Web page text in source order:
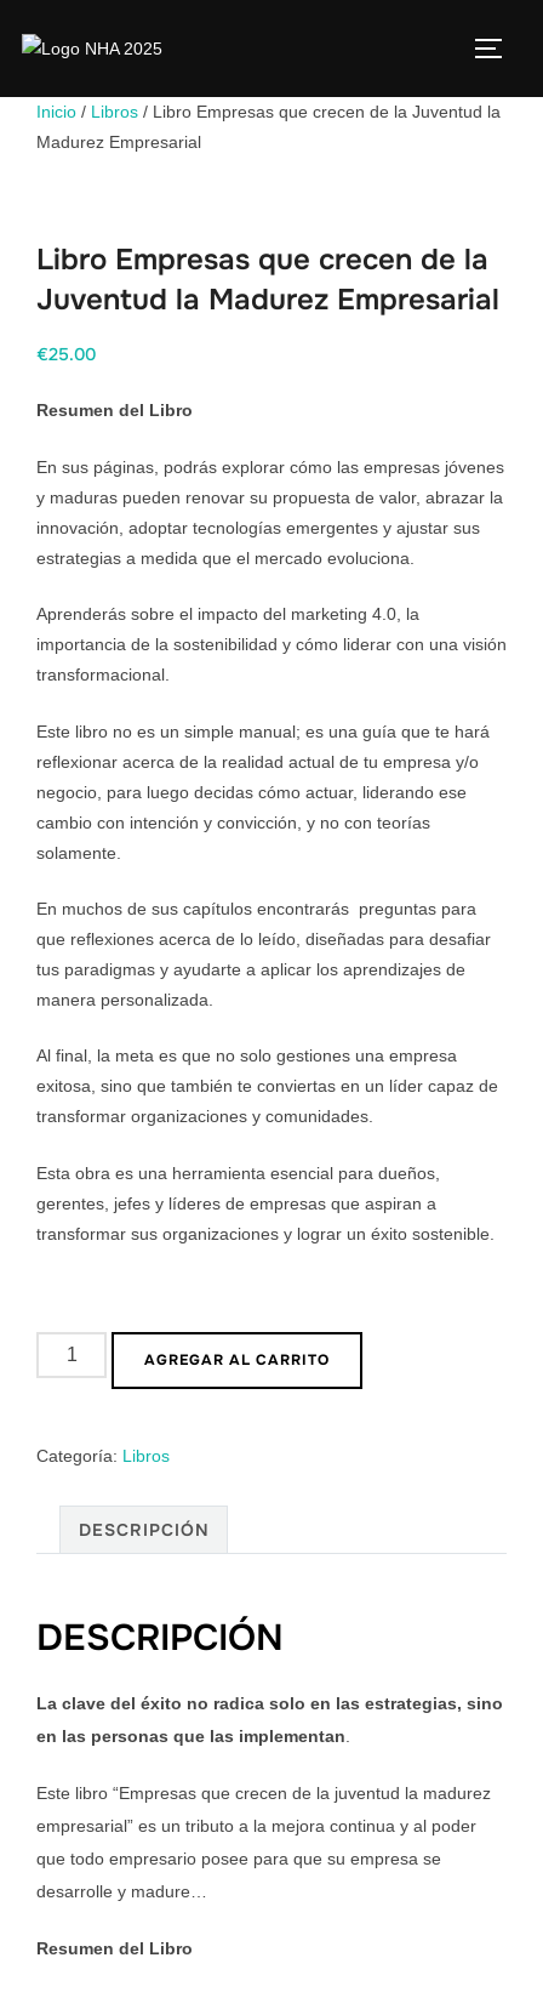
Inicio / Libros / Libro Empresas que crecen de la Juventud la
Madurez Empresarial
Libro Empresas que crecen de la
Juventud la Madurez Empresarial
€25.00
Resumen del Libro
En sus páginas, podrás explorar cómo las empresas jóvenes
y maduras pueden renovar su propuesta de valor, abrazar la
innovación, adoptar tecnologías emergentes y ajustar sus
estrategias a medida que el mercado evoluciona.
Aprenderás sobre el impacto del marketing 4.0, la
importancia de la sostenibilidad y cómo liderar con una visión
transformacional.
Este libro no es un simple manual; es una guía que te hará
reflexionar acerca de la realidad actual de tu empresa y/o
negocio, para luego decidas cómo actuar, liderando ese
cambio con intención y convicción, y no con teorías
solamente.
En muchos de sus capítulos encontrarás preguntas para
que reflexiones acerca de lo leído, diseñadas para desafiar
tus paradigmas y ayudarte a aplicar los aprendizajes de
manera personalizada.
Al final, la meta es que no solo gestiones una empresa
exitosa, sino que también te conviertas en un líder capaz de
transformar organizaciones y comunidades.
Esta obra es una herramienta esencial para dueños,
gerentes, jefes y líderes de empresas que aspiran a
transformar sus organizaciones y lograr un éxito sostenible.
AGREGAR AL CARRITO
Categoría: Libros
DESCRIPCIÓN
DESCRIPCIÓN
La clave del éxito no radica solo en las estrategias, sino
en las personas que las implementan
Este libro “Empresas que crecen de la juventud la madurez
empresarial” es un tributo a la mejora continua y al poder
que todo empresario posee para que su empresa se
desarrolle y madure…
Resumen del Libro